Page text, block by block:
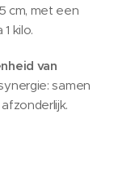
cm, met een
kilo.
van
samen